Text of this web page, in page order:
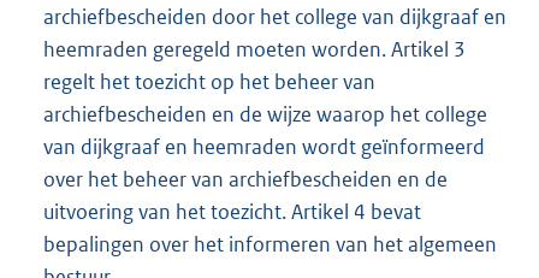
archiefbescheiden door het college van dijkgraaf en
heemraden geregeld moeten worden. Artikel 3
regelt het toezicht op het beheer van
archiefbescheiden en de wijze waarop het college
van dijkgraaf en heemraden wordt geïnformeerd
over het beheer van archiefbescheiden en de
uitvoering van het toezicht. Artikel 4 bevat
bepalingen over het informeren van het algemeen